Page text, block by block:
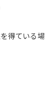
得ている場